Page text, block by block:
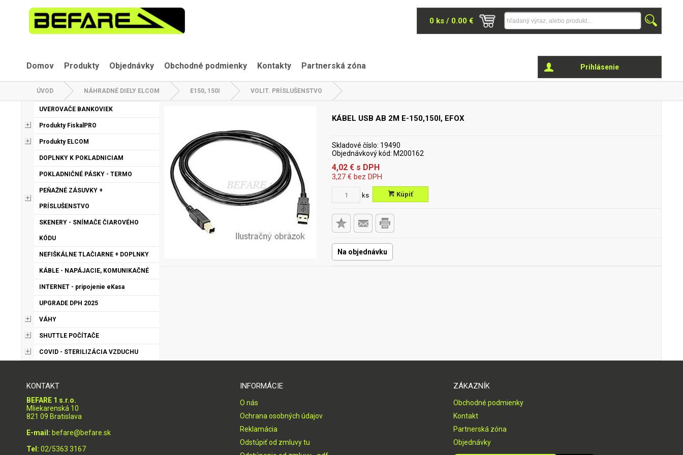
0 ks / 0.00 €
Domov Produkty Objednávky Obchodné podmienky Kontakty Partnerská zóna Prihlásenie
ÚVOD NÁHRADNÉ DIELY ELCOM E150, 150I VOLIT. PRÍSLUŠENSTVO
UVEROVAČE BANKOVIEK
Produkty FiskalPRO
Produkty ELCOM
DOPLNKY K POKLADNICIAM
POKLADNIČNÉ PÁSKY - TERMO
PEŇAŽNÉ ZÁSUVKY +
PRÍSLUŠENSTVO
SKENERY - SNÍMAČE ČIAROVÉHO
KÓDU
NEFIŠKÁLNE TLAČIARNE + DOPLNKY
KÁBLE - NAPÁJACIE, KOMUNIKAČNÉ
INTERNET - pripojenie eKasa
UPGRADE DPH 2025
VÁHY
SHUTTLE POČÍTAČE
COVID - STERILIZÁCIA VZDUCHU
KÁBEL USB AB 2M E-150,150I, EFOX
Skladové číslo: 19490
Objednávkový kód: M200162
4,02 € s DPH
3,27 € bez DPH
ks Kúpiť
Na objednávku
KONTAKT
BEFARE 1 s.r.o.
Mliekarenská 10
821 09 Bratislava
E-mail: befare@befare.sk
Tel: 02/5363 3167
INFORMÁCIE
O nás
Ochrana osobných údajov
Reklamácia
Odstúpiť od zmluvy tu
ZÁKAZNÍK
Obchodné podmienky
Kontakt
Partnerská zóna
Objednávky